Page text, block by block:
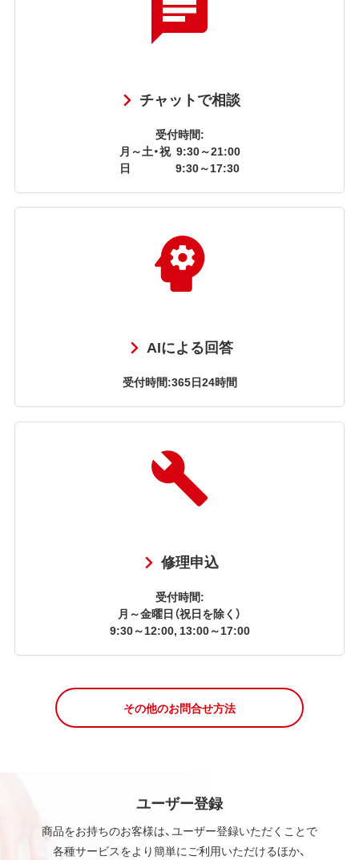
チャットで相談
受付時間:
月～土・祝 9:30～21:00
日
9:30～17:30
AIによる回答
受付時間:365日24時間
修理申込
受付時間:
月～金曜日（祝日を除く）
9:30～12:00, 13:00～17:00
その他のお問合せ方法
ユーザー登録
商品をお持ちのお客様は、ユーザー登録いただくことで
各種サービスをより簡単にご利用いただけるほか、